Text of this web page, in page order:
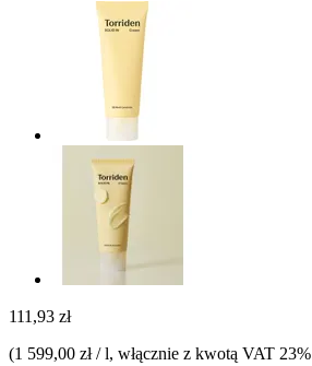
111,93 zł
(1 599,00 zł / l, włącznie z kwotą VAT 23%